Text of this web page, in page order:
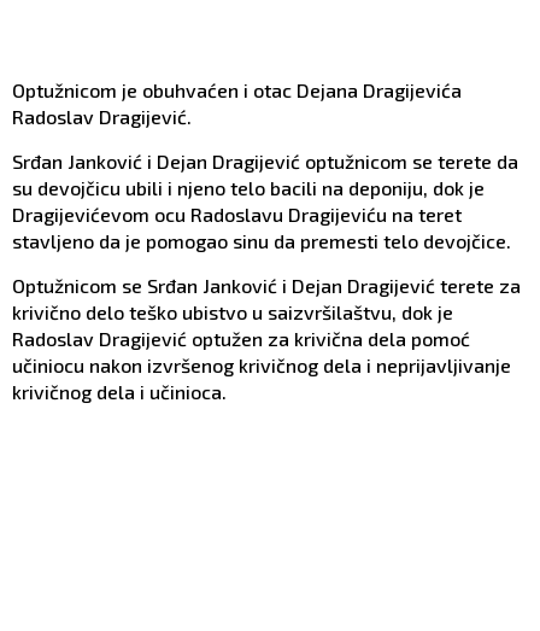
Optužnicom je obuhvaćen i otac Dejana Dragijevića
Radoslav Dragijević.
Srđan Janković i Dejan Dragijević optužnicom se terete da
su devojčicu ubili i njeno telo bacili na deponiju, dok je
Dragijevićevom ocu Radoslavu Dragijeviću na teret
stavljeno da je pomogao sinu da premesti telo devojčice.
Optužnicom se Srđan Janković i Dejan Dragijević terete za
krivično delo teško ubistvo u saizvršilaštvu, dok je
Radoslav Dragijević optužen za krivična dela pomoć
učiniocu nakon izvršenog krivičnog dela i neprijavljivanje
krivičnog dela i učinioca.